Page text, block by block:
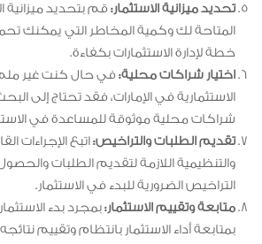
تحديد ميزانية الاستثمار:قم بتحديد ميزانية
المتاحة لك وكمية المخاطر التي يمكنك
خطة لإدارة الاستثمارات بكفاءة.
اختيار شراكات محلية:في حال كنت غير ملم
الاستثمارية في الإمارات، فقد تحتاج إلى
شراكات محلية موثوقة للمساعدة في
تقديم الطلبات والتراخيص:اتبع الإجراءات
والتنظيمية اللازمة لتقديم الطلبات
التراخيص الضرورية للبدء في الاستثمار.
متابعة وتقييم الاستثمار:بمجرد بدء
بمتابعة أداء الاستثمار بانتظام وتقييم